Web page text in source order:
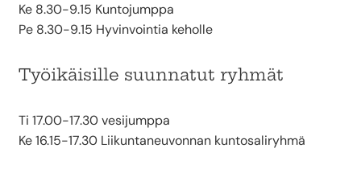
Ke 8.30-9.15 Kuntojumppa
Pe 8.30-9.15 Hyvinvointia keholle
Työikäisille suunnatut ryhmät
Ti 17.00-17.30 vesijumppa
Ke 16.15-17.30 Liikuntaneuvonnan kuntosaliryhmä